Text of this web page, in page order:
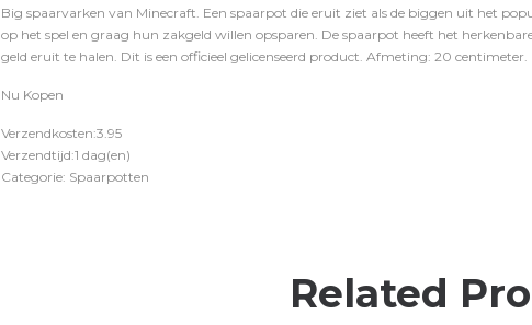
Big spaarvarken van Minecraft. Een spaarpot die eruit ziet als de biggen uit het
op het spel en graag hun zakgeld willen opsparen. De spaarpot heeft het
geld eruit te halen. Dit is een officieel gelicenseerd product. Afmeting: 20 centimeter.
Nu Kopen
Verzendkosten:3.95
Verzendtijd:1 dag(en)
Categorie: Spaarpotten
Related